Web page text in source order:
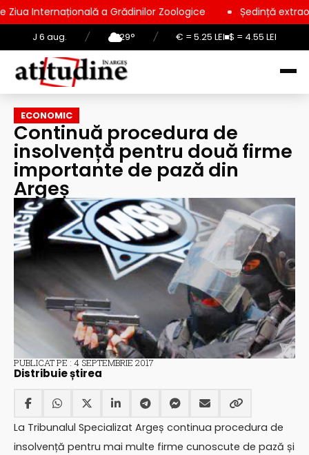
J 6 aug. / 29° / € = 5.25 LEI $ = 4.55 LEI
a Grădinilor Zoologice Ședință extraordinară la
ECONOMIC
Continuă procedura de
insolvență pentru două firme
importante de pază din
Argeș
PUBLICAT PE : 4 SEPTEMBRIE 2017
Distribuie știrea
La Tribunalul Specializat Argeș continua procedura de
insolvență pentru mai multe firme cunoscute de pază și